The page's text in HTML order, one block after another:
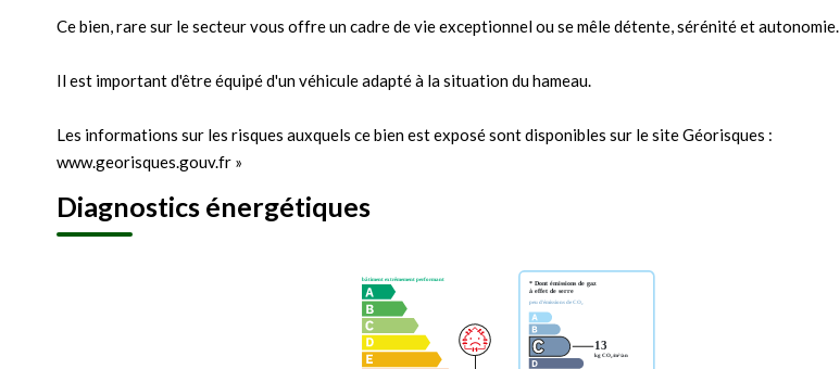
Ce bien, rare sur le secteur vous offre un cadre de vie exceptionnel ou se mêle détente, sérénité et autonomie.
Il est important d'être équipé d'un véhicule adapté à la situation du hameau.
Les informations sur les risques auxquels ce bien est exposé sont disponibles sur le site Géorisques :
www.georisques.gouv.fr »
Diagnostics énergétiques